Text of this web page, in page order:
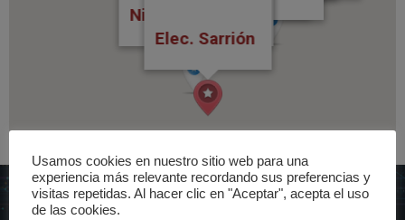
Elec. Sarrión
Nico Automoció
Usamos cookies en nuestro sitio web para una
experiencia más relevante recordando sus preferencias y
visitas repetidas. Al hacer clic en "Aceptar", acepta el uso
de las cookies.